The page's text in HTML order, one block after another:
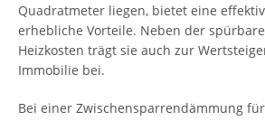
Quadratmeter liegen, bietet eine
erhebliche Vorteile. Neben der
Heizkosten trägt sie auch zur
Immobilie bei.
Bei einer Zwischensparrendämmung